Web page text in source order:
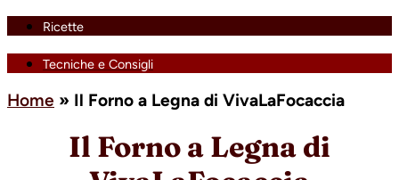
Ricette
Tecniche e Consigli
Home » Il Forno a Legna di VivaLaFocaccia
Il Forno a Legna di